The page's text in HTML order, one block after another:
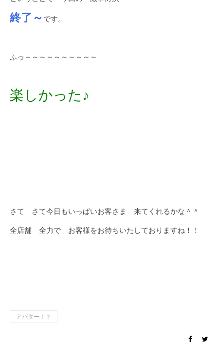
終了～ です。
ふっ～～～～～～～～～～
楽しかった♪
さて さて今日もいっぱいお客さま 来てくれるかな＾＾
全店舗 全力で お客様をお待ちいたしておりますね！！
アバター！？